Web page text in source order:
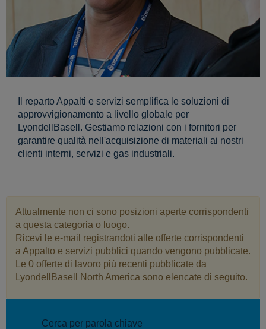
Il reparto Appalti e servizi semplifica le soluzioni di
approvvigionamento a livello globale per
LyondellBasell. Gestiamo relazioni con i fornitori per
garantire qualità nell'acquisizione di materiali ai nostri
clienti interni, servizi e gas industriali.
Attualmente non ci sono posizioni aperte corrispondenti
a questa categoria o luogo.
Ricevi le e-mail registrandoti alle offerte corrispondenti
a Appalto e servizi pubblici quando vengono pubblicate.
Le 0 offerte di lavoro più recenti pubblicate da
LyondellBasell North America sono elencate di seguito.
Cerca per parola chiave